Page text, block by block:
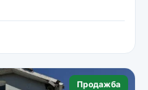
Продажба